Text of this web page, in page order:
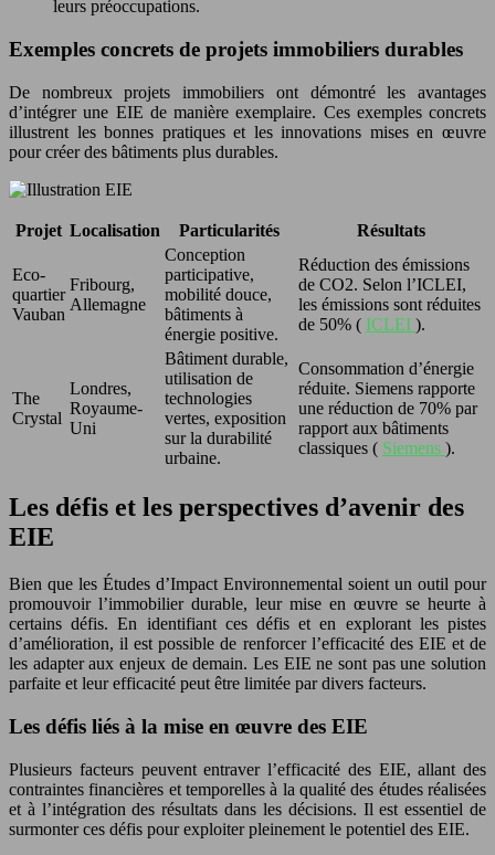
leurs préoccupations.
Exemples concrets de projets immobiliers durables
De nombreux projets immobiliers ont démontré les avantages
d’intégrer une EIE de manière exemplaire. Ces exemples concrets
illustrent les bonnes pratiques et les innovations mises en œuvre
pour créer des bâtiments plus durables.
Projet Localisation Particularités Résultats
Eco-
quartier
Vauban
Fribourg,
Allemagne
Conception
participative,
mobilité douce,
bâtiments à
énergie positive.
Réduction des émissions
de CO2. Selon l’ICLEI,
les émissions sont réduites
de 50% ( ICLEI ).
The
Crystal
Londres,
Royaume-
Uni
Bâtiment durable,
utilisation de
technologies
vertes, exposition
sur la durabilité
urbaine.
Consommation d’énergie
réduite. Siemens rapporte
une réduction de 70% par
rapport aux bâtiments
classiques ( Siemens ).
Les défis et les perspectives d’avenir des
EIE
Bien que les Études d’Impact Environnemental soient un outil pour
promouvoir l’immobilier durable, leur mise en œuvre se heurte à
certains défis. En identifiant ces défis et en explorant les pistes
d’amélioration, il est possible de renforcer l’efficacité des EIE et de
les adapter aux enjeux de demain. Les EIE ne sont pas une solution
parfaite et leur efficacité peut être limitée par divers facteurs.
Les défis liés à la mise en œuvre des EIE
Plusieurs facteurs peuvent entraver l’efficacité des EIE, allant des
contraintes financières et temporelles à la qualité des études réalisées
et à l’intégration des résultats dans les décisions. Il est essentiel de
surmonter ces défis pour exploiter pleinement le potentiel des EIE.